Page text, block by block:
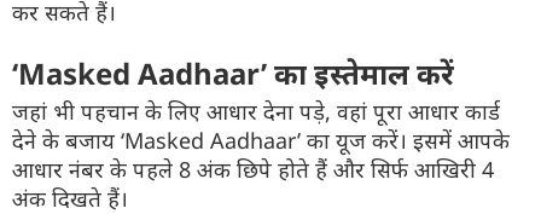
कर सकते हैं।
‘Masked Aadhaar’ का इस्तेमाल करें
जहां भी पहचान के लिए आधार देना पड़े, वहां पूरा आधार कार्ड
देने के बजाय ‘Masked Aadhaar’ का यूज करें। इसमें आपके
आधार नंबर के पहले 8 अंक छिपे होते हैं और सिर्फ आखिरी 4
अंक दिखते हैं।